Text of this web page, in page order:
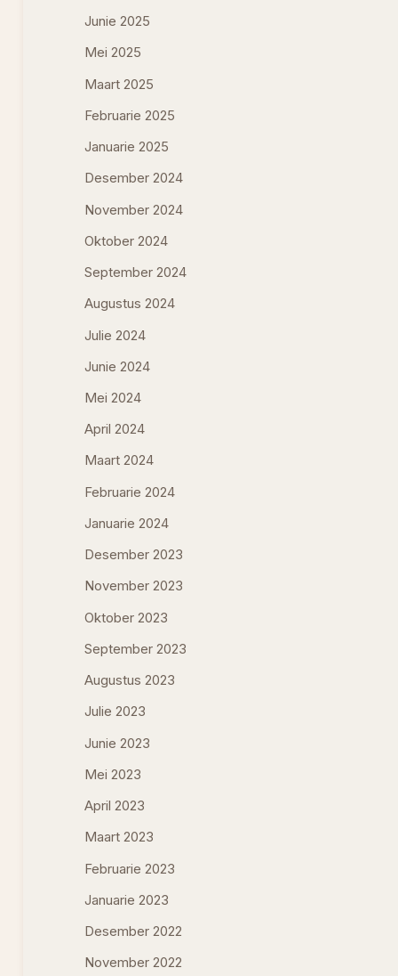
Junie 2025
Mei 2025
Maart 2025
Februarie 2025
Januarie 2025
Desember 2024
November 2024
Oktober 2024
September 2024
Augustus 2024
Julie 2024
Junie 2024
Mei 2024
April 2024
Maart 2024
Februarie 2024
Januarie 2024
Desember 2023
November 2023
Oktober 2023
September 2023
Augustus 2023
Julie 2023
Junie 2023
Mei 2023
April 2023
Maart 2023
Februarie 2023
Januarie 2023
Desember 2022
November 2022